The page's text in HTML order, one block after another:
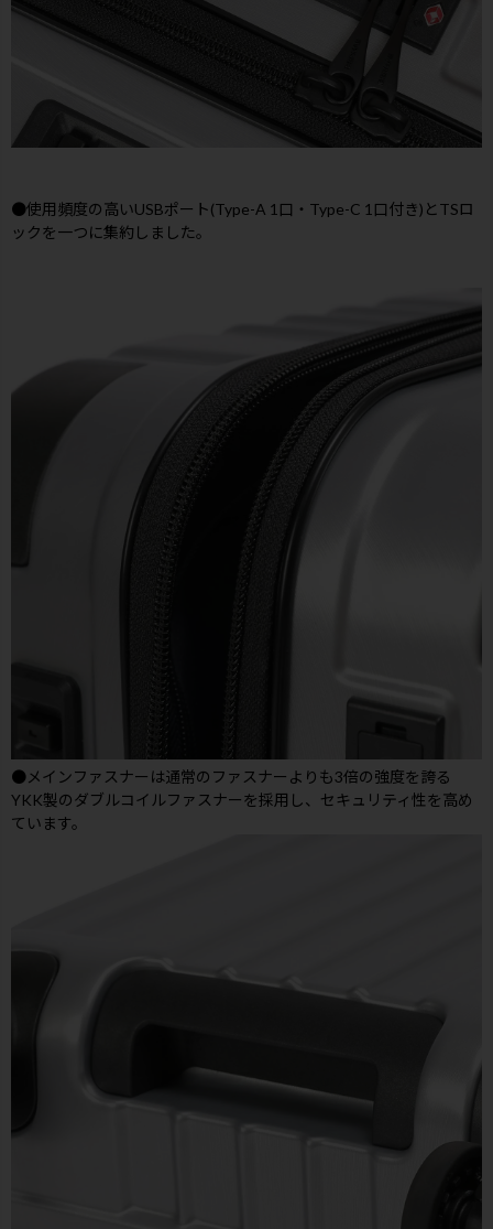
●使用頻度の高いUSBポート(Type-A 1口・Type-C 1口付き)とTSロ
ックを一つに集約しました。
●メインファスナーは通常のファスナーよりも3倍の強度を誇る
YKK製のダブルコイルファスナーを採用し、セキュリティ性を高め
ています。